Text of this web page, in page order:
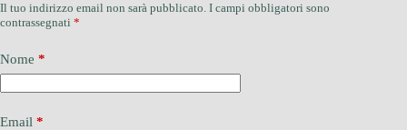
Il tuo indirizzo email non sarà pubblicato. I campi obbligatori sono
contrassegnati *
Nome *
Email *